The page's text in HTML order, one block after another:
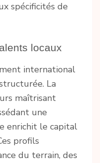
spécificités de
locaux
international
La
maîtrisant
une
enrichit le capital
profils
du terrain, des